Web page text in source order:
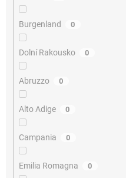
Burgenland 0
Dolní Rakousko 0
Abruzzo 0
Alto Adige 0
Campania 0
Emilia Romagna 0